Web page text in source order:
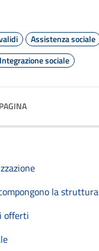
Assistenza sociale
Integrazione sociale
la struttura
offerti